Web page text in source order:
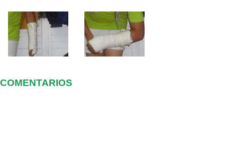
COMENTARIOS